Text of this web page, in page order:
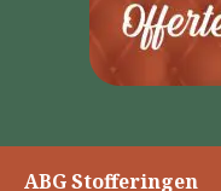
ABG Stofferingen